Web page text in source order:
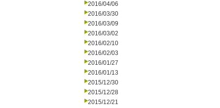
2016/04/06
2016/03/30
2016/03/09
2016/03/02
2016/02/10
2016/02/03
2016/01/27
2016/01/13
2015/12/30
2015/12/28
2015/12/21